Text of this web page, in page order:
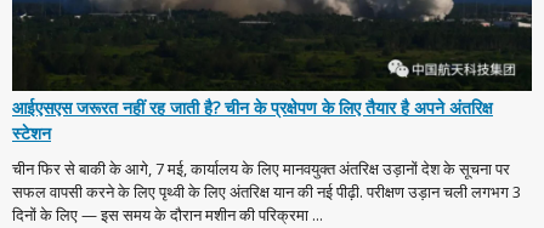
आईएसएस जरूरत नहीं रह जाती है? चीन के प्रक्षेपण के लिए तैयार है अपने अंतरिक्ष
स्टेशन
चीन फिर से बाकी के आगे, 7 मई, कार्यालय के लिए मानवयुक्त अंतरिक्ष उड़ानों देश के सूचना पर
सफल वापसी करने के लिए पृथ्वी के लिए अंतरिक्ष यान की नई पीढ़ी. परीक्षण उड़ान चली लगभग 3
दिनों के लिए — इस समय के दौरान मशीन की परिक्रमा ...